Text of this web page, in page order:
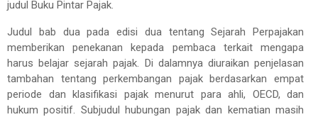
judul Buku Pintar Pajak.
Judul bab dua pada edisi dua tentang Sejarah Perpajakan
memberikan penekanan kepada pembaca terkait mengapa
harus belajar sejarah pajak. Di dalamnya diuraikan penjelasan
tambahan tentang perkembangan pajak berdasarkan empat
periode dan klasifikasi pajak menurut para ahli, OECD, dan
hukum positif. Subjudul hubungan pajak dan kematian masih